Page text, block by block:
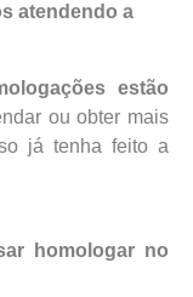
atendendo a
estão
ou obter mais
já tenha feito a
homologar no